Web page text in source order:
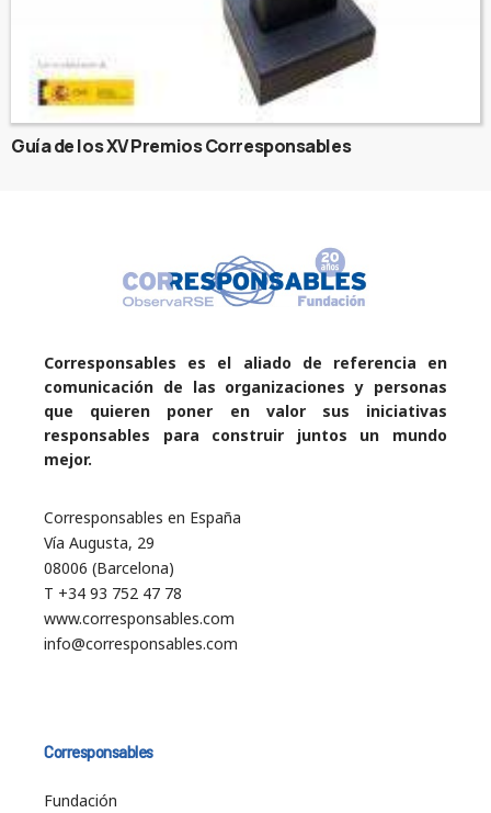
Guía de los XV Premios Corresponsables
Corresponsables es el aliado de referencia en
comunicación de las organizaciones y personas
que quieren poner en valor sus iniciativas
responsables para construir juntos un mundo
mejor.
Corresponsables en España
Vía Augusta, 29
08006 (Barcelona)
T +34 93 752 47 78
www.corresponsables.com
info@corresponsables.com
Corresponsables
Fundación